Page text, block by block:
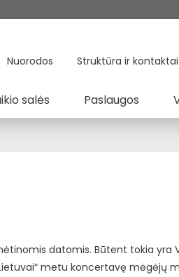
Nuorodos Struktūra ir kontaktai
salės Paslaugos
datomis. Būtent tokia yra
metu koncertavę mėgėjų